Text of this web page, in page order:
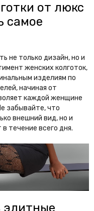
от люкс
самое
не только дизайн, но и
женских колготок,
изделиям по
начиная от
каждой женщине
забывайте, что
внешний вид, но и
течение всего дня.
элитные